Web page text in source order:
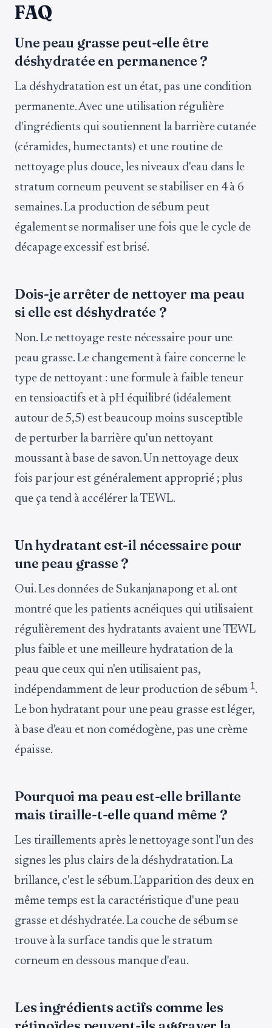
FAQ
Une peau grasse peut-elle être
déshydratée en permanence ?
La déshydratation est un état, pas une condition
permanente. Avec une utilisation régulière
d'ingrédients qui soutiennent la barrière cutanée
(céramides, humectants) et une routine de
nettoyage plus douce, les niveaux d'eau dans le
stratum corneum peuvent se stabiliser en 4 à 6
semaines. La production de sébum peut
également se normaliser une fois que le cycle de
décapage excessif est brisé.
Dois-je arrêter de nettoyer ma peau
si elle est déshydratée ?
Non. Le nettoyage reste nécessaire pour une
peau grasse. Le changement à faire concerne le
type de nettoyant : une formule à faible teneur
en tensioactifs et à pH équilibré (idéalement
autour de 5,5) est beaucoup moins susceptible
de perturber la barrière qu'un nettoyant
moussant à base de savon. Un nettoyage deux
fois par jour est généralement approprié ; plus
que ça tend à accélérer la TEWL.
Un hydratant est-il nécessaire pour
une peau grasse ?
Oui. Les données de Sukanjanapong et al. ont
montré que les patients acnéiques qui utilisaient
régulièrement des hydratants avaient une TEWL
plus faible et une meilleure hydratation de la
peau que ceux qui n'en utilisaient pas,
indépendamment de leur production de sébum1.
Le bon hydratant pour une peau grasse est léger,
à base d'eau et non comédogène, pas une crème
épaisse.
Pourquoi ma peau est-elle brillante
mais tiraille-t-elle quand même ?
Les tiraillements après le nettoyage sont l'un des
signes les plus clairs de la déshydratation. La
brillance, c'est le sébum. L'apparition des deux en
même temps est la caractéristique d'une peau
grasse et déshydratée. La couche de sébum se
trouve à la surface tandis que le stratum
corneum en dessous manque d'eau.
Les ingrédients actifs comme les